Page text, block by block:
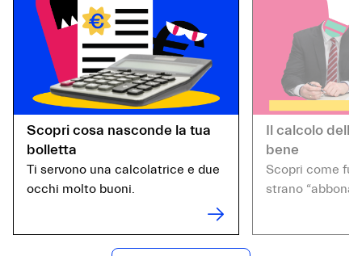
Scopri cosa nasconde la tua
bolletta
Ti servono una calcolatrice e due
occhi molto buoni.
Il calcolo
bene
Scopri come
strano